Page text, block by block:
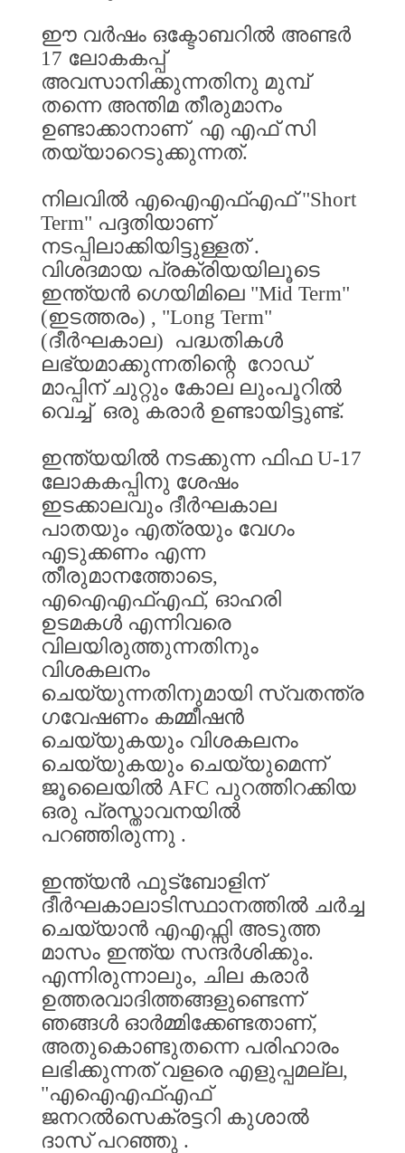
ഈ വർഷം ഒക്ടോബറിൽ അണ്ടർ
17 ലോകകപ്പ്
അവസാനിക്കുന്നതിനു മുമ്പ്
തന്നെ അന്തിമ തീരുമാനം
ഉണ്ടാക്കാനാണ് എ എഫ് സി
തയ്യാറെടുക്കുന്നത്.
നിലവിൽ എഐഎഫ്എഫ്"Short
Term" പദ്ദതിയാണ്
നടപ്പിലാക്കിയിട്ടുള്ളത്.
വിശദമായ പ്രക്രിയയിലൂടെ
ഇന്ത്യൻ ഗെയിമിലെ "Mid Term"
(ഇടത്തരം) , "Long Term"
(ദീർഘകാല) പദ്ധതികൾ
ലഭ്യമാക്കുന്നതിന്റെ റോഡ്
മാപ്പിന് ചുറ്റും കോല ലുംപൂറിൽ
വെച്ച് ഒരു കരാർ ഉണ്ടായിട്ടുണ്ട്.
ഇന്ത്യയിൽ നടക്കുന്ന ഫിഫU-17
ലോകകപ്പിനു ശേഷം
ഇടക്കാലവും ദീർഘകാല
പാതയും എത്രയും വേഗം
എടുക്കണം എന്ന
തീരുമാനത്തോടെ,
എഐഎഫ്എഫ്, ഓഹരി
ഉടമകൾ എന്നിവരെ
വിലയിരുത്തുന്നതിനും
വിശകലനം
ചെയ്യുന്നതിനുമായി സ്വതന്ത്ര
ഗവേഷണം കമ്മീഷൻ
ചെയ്യുകയും വിശകലനം
ചെയ്യുകയും ചെയ്യുമെന്ന്
ജൂലൈയിൽ AFC പുറത്തിറക്കിയ
ഒരു പ്രസ്താവനയിൽ
പറഞ്ഞിരുന്നു .
ഇന്ത്യൻ ഫുട്ബോളിന്
ദീർഘകാലാടിസ്ഥാനത്തിൽ ചർച്ച
ചെയ്യാൻ എഎഫ്സി അടുത്ത
മാസം ഇന്ത്യ സന്ദർശിക്കും.
എന്നിരുന്നാലും, ചില കരാർ
ഉത്തരവാദിത്തങ്ങളുണ്ടെന്ന്
ഞങ്ങൾ ഓർമ്മിക്കേണ്ടതാണ്,
അതുകൊണ്ടുതന്നെ പരിഹാരം
ലഭിക്കുന്നത് വളരെ എളുപ്പമല്ല,
"എഐഎഫ്എഫ്
ജനറൽസെക്രട്ടറി കുശാൽ
ദാസ് പറഞ്ഞു .